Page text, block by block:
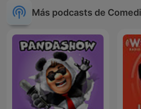
Más podcasts de